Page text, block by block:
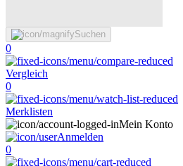
Suchen
0
Vergleich
0
Merklisten
Mein Konto
Anmelden
0